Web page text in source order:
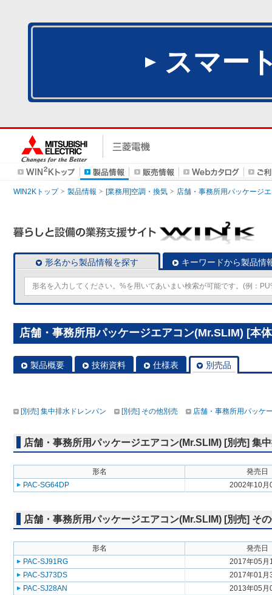
スマー
WIN2Kトップ 製品情報 [業務用]空調・換気 店舗・事務所用パッケージ
形名から製品情報を探す キーワードから製品情
店舗・事務所用パッケージエアコン(Mr.SLIM) [本
製品概要 技術資料 仕様表 別売品
[別売] 集中排水ドレンパン [別売] その他別売 店舗・事務所用パッケ
店舗・事務所用パッケージエアコン(Mr.SLIM) [別売] 集
形名
発売日
PAC-SG64DP
2002年10月
店舗・事務所用パッケージエアコン(Mr.SLIM) [別売] そ
形名
発売日
PAC-SJ91RG
2017年05月
PAC-SJ73DS
2017年01月
PAC-SJ28AN
2013年05月